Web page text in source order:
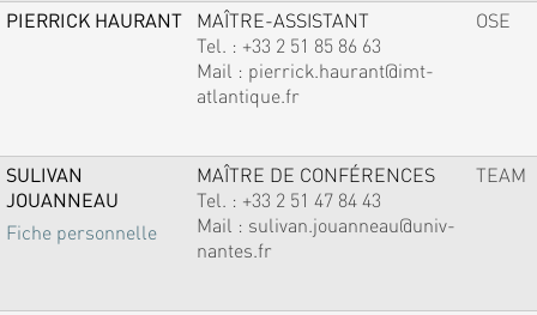
PIERRICK HAURANT
MAÎTRE-ASSISTANT
Tel. : +33 2 51 85 86 63
Mail : pierrick.haurant@imt-
atlantique.fr
OSE
SULIVAN
JOUANNEAU
Fiche personnelle
MAÎTRE DE CONFÉRENCES
Tel. : +33 2 51 47 84 43
Mail : sulivan.jouanneau@univ-
nantes.fr
TEAM